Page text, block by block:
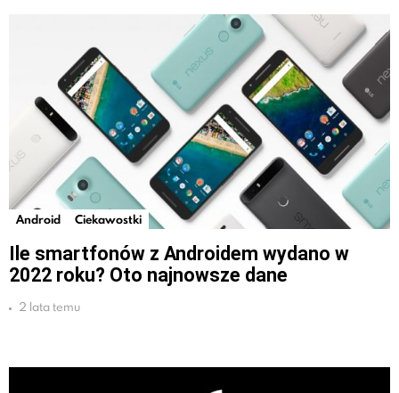
Android Ciekawostki
Ile smartfonów z Androidem wydano w
2022 roku? Oto najnowsze dane
2 lata temu